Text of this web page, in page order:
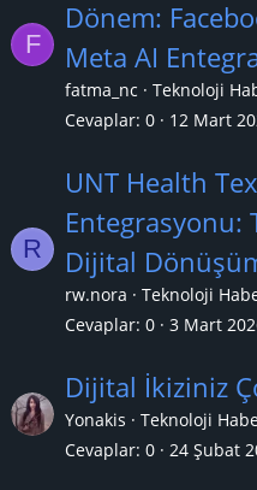
F
Dönem:
Meta AI
fatma_nc
Teknoloji
Cevaplar 0 12 Mart
R
UNT Health
Entegrasyonu:
Dijital
rw.nora
Teknoloji
Cevaplar 0 3 Mart
Dijital İkiziniz
Yonakis
Teknoloji
Cevaplar 0 24 Şubat